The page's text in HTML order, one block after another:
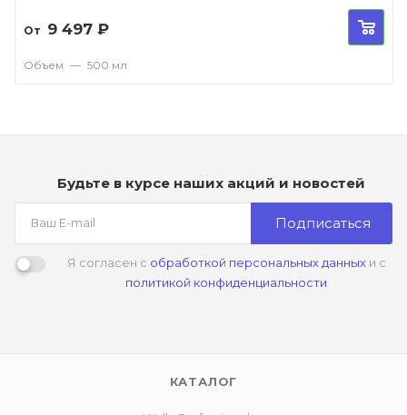
От 9 497 ₽
Объем — 500 мл
Будьте в курсе наших акций и новостей
Подписаться
Я согласен с обработкой персональных данныхи с
политикой конфиденциальности
КАТАЛОГ